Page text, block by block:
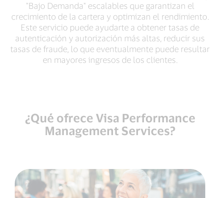
"Bajo Demanda" escalables que garantizan el
crecimiento de la cartera y optimizan el rendimiento.
Este servicio puede ayudarte a obtener tasas de
autenticación y autorización más altas, reducir sus
tasas de fraude, lo que eventualmente puede resultar
en mayores ingresos de los clientes.
¿Qué ofrece Visa Performance
Management Services?